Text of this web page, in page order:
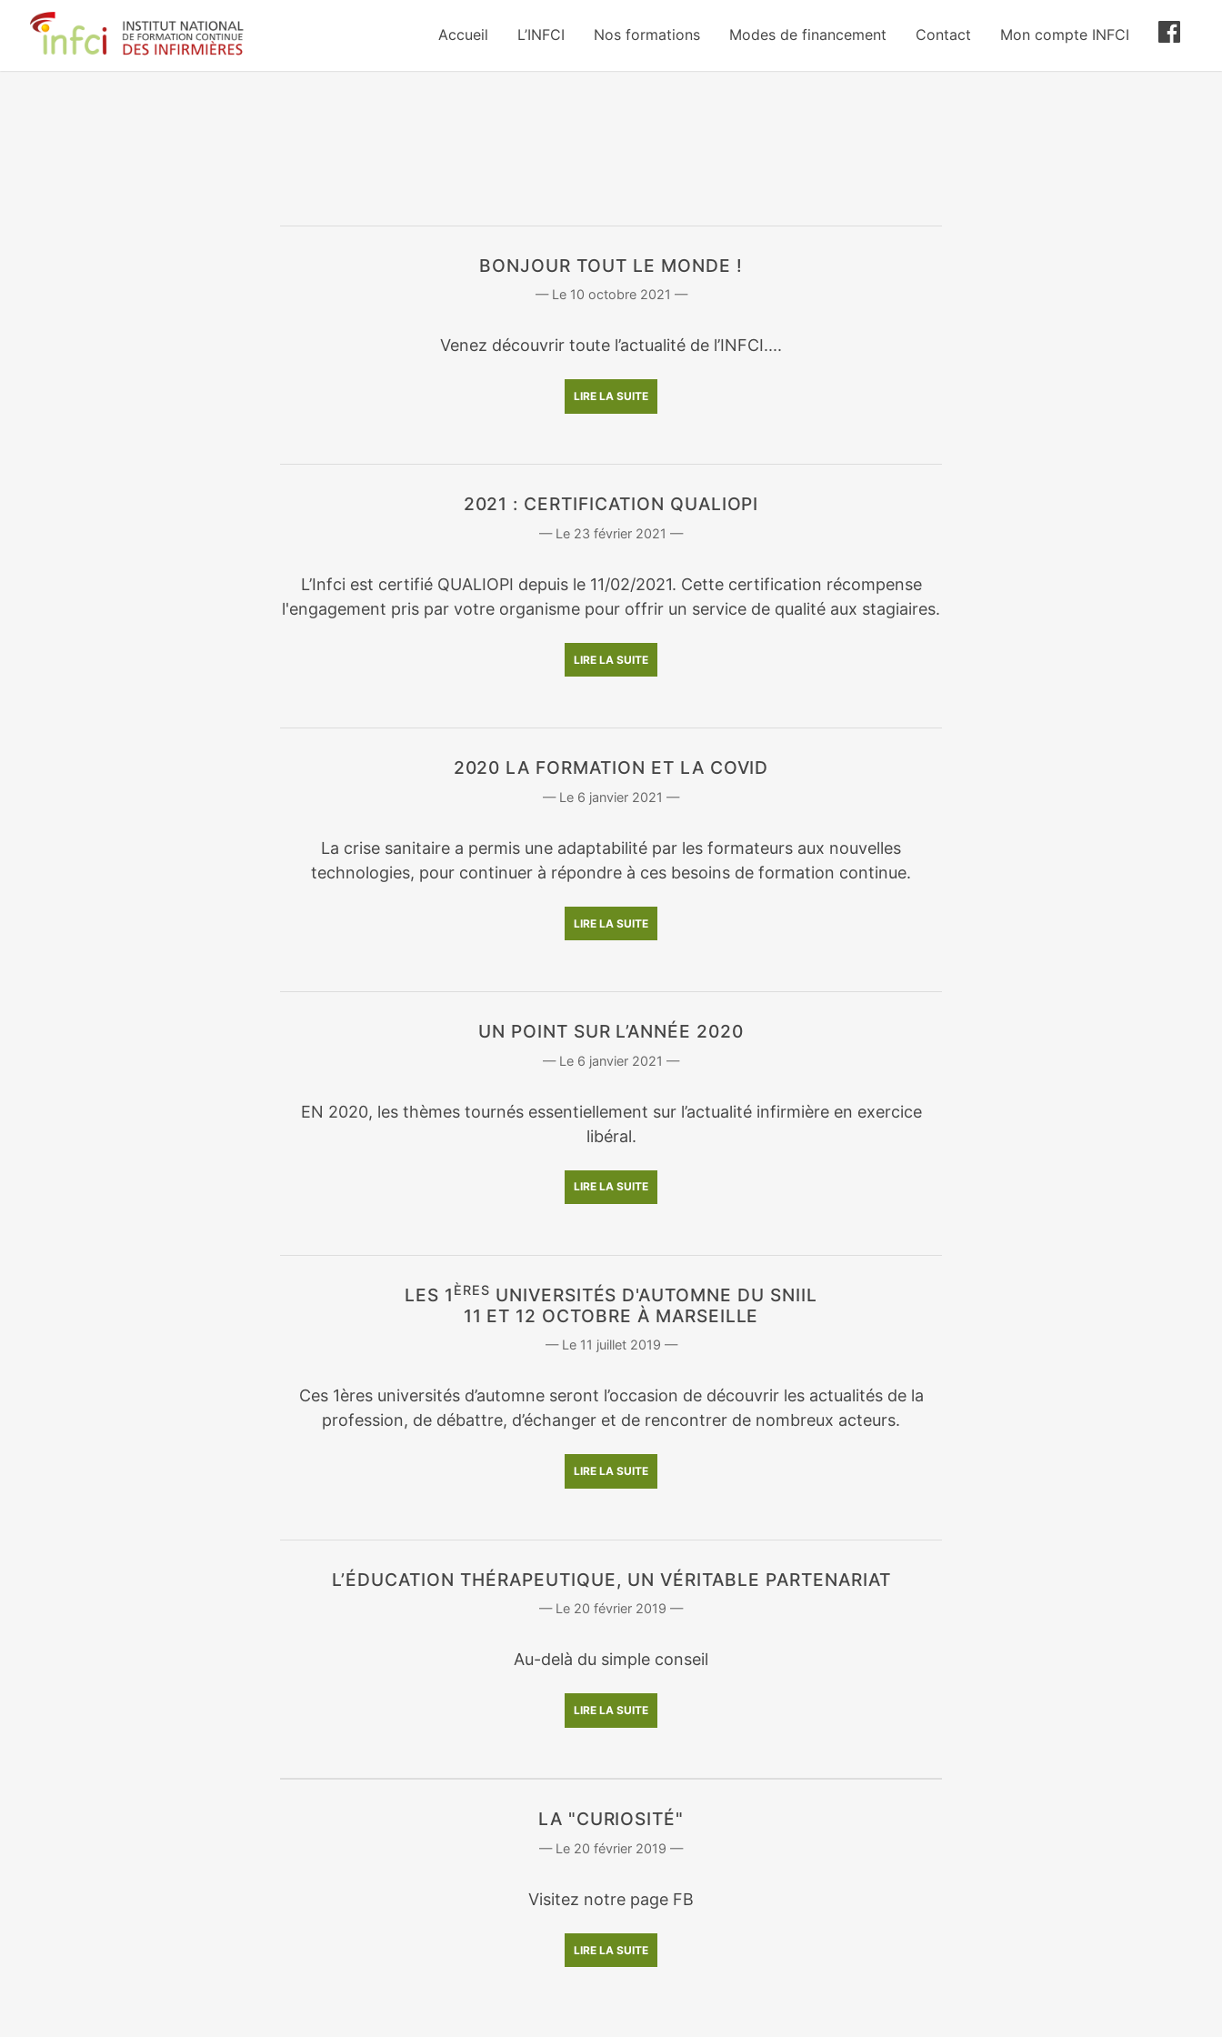
Accueil L’INFCI Nos formations Modes de financement Contact Mon compte INFCI
BONJOUR TOUT LE MONDE !
10 octobre 2021
Venez découvrir toute l’actualité de l’INFCI....
LIRE LA SUITE
2021 : CERTIFICATION QUALIOPI
23 février 2021
L’Infci est certifié QUALIOPI depuis le 11/02/2021. Cette certification récompense
l'engagement pris par votre organisme pour offrir un service de qualité aux stagiaires.
LIRE LA SUITE
2020 LA FORMATION ET LA COVID
6 janvier 2021
La crise sanitaire a permis une adaptabilité par les formateurs aux nouvelles
technologies, pour continuer à répondre à ces besoins de formation continue.
LIRE LA SUITE
UN POINT SUR L’ANNÉE 2020
6 janvier 2021
EN 2020, les thèmes tournés essentiellement sur l’actualité infirmière en exercice
libéral.
LIRE LA SUITE
LES 1 ÈRES UNIVERSITÉS D'AUTOMNE DU SNIIL
11 ET 12 OCTOBRE À MARSEILLE
11 juillet 2019
Ces 1ères universités d’automne seront l’occasion de découvrir les actualités de la
profession, de débattre, d’échanger et de rencontrer de nombreux acteurs.
LIRE LA SUITE
L’ÉDUCATION THÉRAPEUTIQUE, UN VÉRITABLE PARTENARIAT
20 février 2019
Au-delà du simple conseil
LIRE LA SUITE
LA "CURIOSITÉ"
20 février 2019
Visitez notre page FB
LIRE LA SUITE